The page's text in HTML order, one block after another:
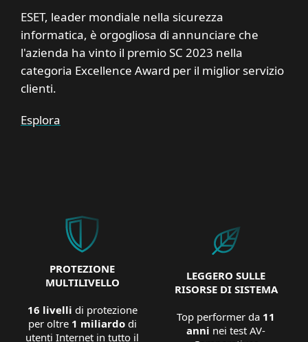
ESET, leader mondiale nella sicurezza
informatica, è orgogliosa di annunciare che
l'azienda ha vinto il premio SC 2023 nella
categoria Excellence Award per il miglior servizio
clienti.
Esplora
PROTEZIONE
MULTILIVELLO
16 livelli di protezione
per oltre 1 miliardo di
utenti Internet in tutto il
LEGGERO SULLE
RISORSE DI SISTEMA
Top performer da 11
anni nei test AV-